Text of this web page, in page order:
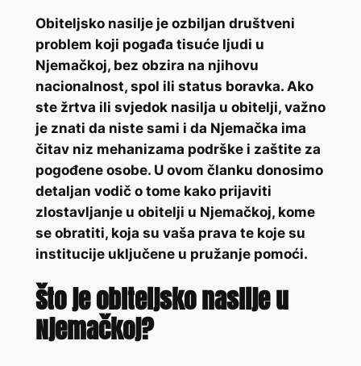
Obiteljsko nasilje je ozbiljan društveni
problem koji pogađa tisuće ljudi u
Njemačkoj, bez obzira na njihovu
nacionalnost, spol ili status boravka. Ako
ste žrtva ili svjedok nasilja u obitelji, važno
je znati da niste sami i da Njemačka ima
čitav niz mehanizama podrške i zaštite za
pogođene osobe. U ovom članku donosimo
detaljan vodič o tome kako prijaviti
zlostavljanje u obitelji u Njemačkoj, kome
se obratiti, koja su vaša prava te koje su
institucije uključene u pružanje pomoći.
Što je obiteljsko nasilje u
Njemačkoj?